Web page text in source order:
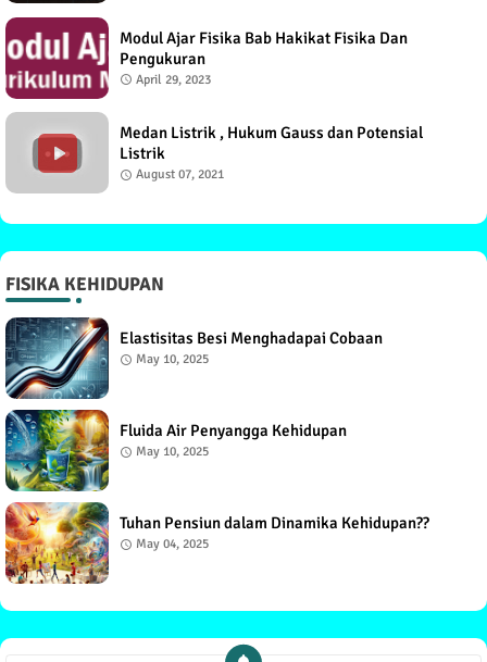
Modul Ajar Fisika Bab Hakikat Fisika Dan
Pengukuran
April 29, 2023
Medan Listrik , Hukum Gauss dan Potensial
Listrik
August 07, 2021
FISIKA KEHIDUPAN
Elastisitas Besi Menghadapai Cobaan
May 10, 2025
Fluida Air Penyangga Kehidupan
May 10, 2025
Tuhan Pensiun dalam Dinamika Kehidupan??
May 04, 2025